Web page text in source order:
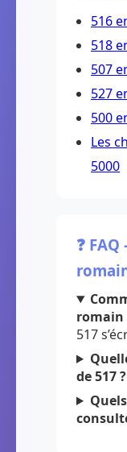
516
518
507
527
500
Les
5000
❓
romain
517
de 517 ?